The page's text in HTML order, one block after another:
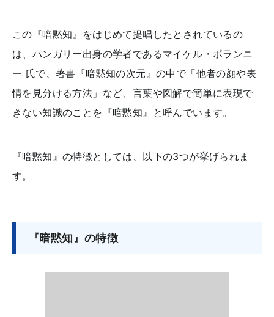
この『暗黙知』をはじめて提唱したとされているの
は、ハンガリー出身の学者であるマイケル・ポランニ
ー 氏で、著書『暗黙知の次元』の中で「他者の顔や表
情を見分ける方法」など、言葉や図解で簡単に表現で
きない知識のことを『暗黙知』と呼んでいます。
『暗黙知』の特徴としては、以下の3つが挙げられま
す。
『暗黙知』の特徴